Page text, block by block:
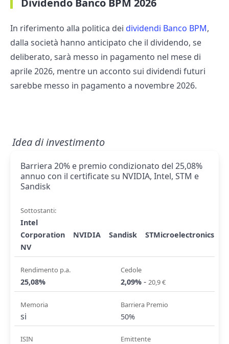
Dividendo Banco BPM 2026
In riferimento alla politica dei dividendi Banco BPM,
dalla società hanno anticipato che il dividendo, se
deliberato, sarà messo in pagamento nel mese di
aprile 2026, mentre un acconto sui dividendi futuri
sarebbe messo in pagamento a novembre 2026.
Idea di investimento
Barriera 20% e premio condizionato del 25,08%
annuo con il certificate su NVIDIA, Intel, STM e
Sandisk
Sottostanti:
Intel
Corporation
NVIDIA Sandisk
STMicroelectronics
NV
Rendimento p.a.
25,08%
Cedole
2,09% - 20,9 €
Memoria
si
Barriera Premio
50%
ISIN Emittente